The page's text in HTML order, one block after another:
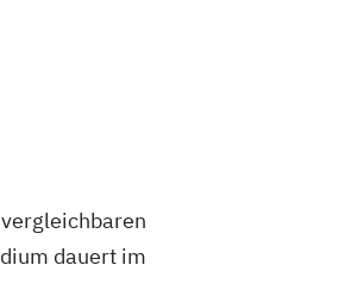
dauert im